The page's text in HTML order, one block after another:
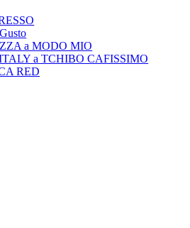
a MODO MIO
a TCHIBO CAFISSIMO
RED